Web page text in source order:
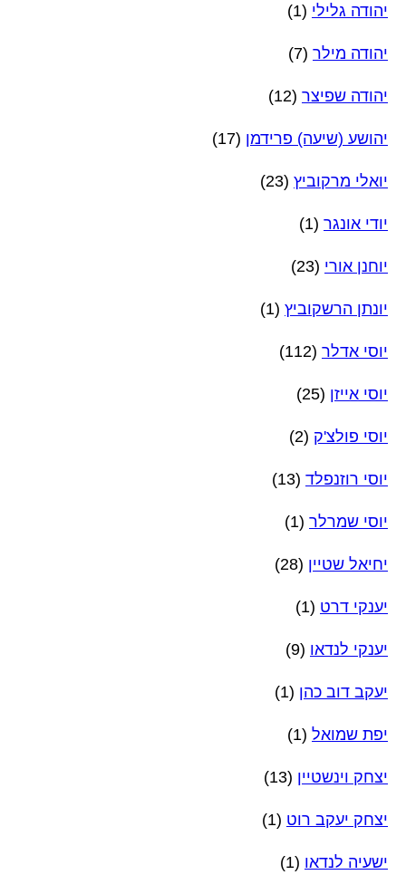
יהודה גלילי (1)
יהודה מילר (7)
יהודה שפיצר (12)
יהושע (שיעה) פרידמן (17)
יואלי מרקוביץ (23)
יודי אונגר (1)
יוחנן אורי (23)
יונתן הרשקוביץ (1)
יוסי אדלר (112)
יוסי אייזן (25)
יוסי פולצ'ק (2)
יוסי רוזנפלד (13)
יוסי שמרלר (1)
יחיאל שטיין (28)
יענקי דרט (1)
יענקי לנדאו (9)
יעקב דוב כהן (1)
יפת שמואל (1)
יצחק וינשטיין (13)
יצחק יעקב רוט (1)
ישעיה לנדאו (1)